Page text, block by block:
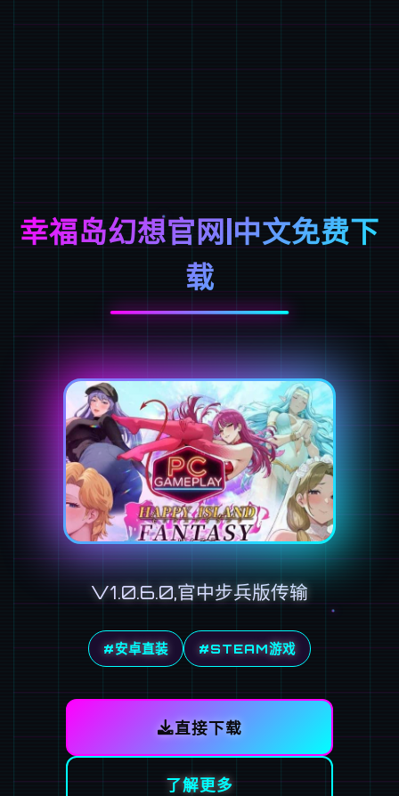
幸福岛幻想官网|中文免费下
载
V1.0.6.0,官中步兵版传输
#安卓直装 #STEAM游戏
直接下载
了解更多